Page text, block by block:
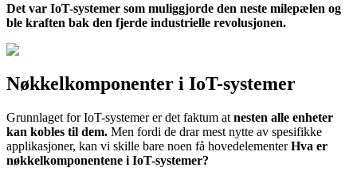
Det var IoT-systemer som muliggjorde den neste milepælen og
ble kraften bak den fjerde industrielle revolusjonen.
Nøkkelkomponenter i IoT-systemer
Grunnlaget for IoT-systemer er det faktum at nesten alle enheter
kan kobles til dem. Men fordi de drar mest nytte av spesifikke
applikasjoner, kan vi skille bare noen få hovedelementerHva er
nøkkelkomponentene i IoT-systemer?